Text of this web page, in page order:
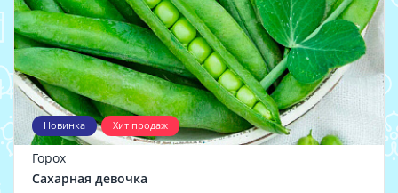
Новинка Хит продаж
Горох
Сахарная девочка